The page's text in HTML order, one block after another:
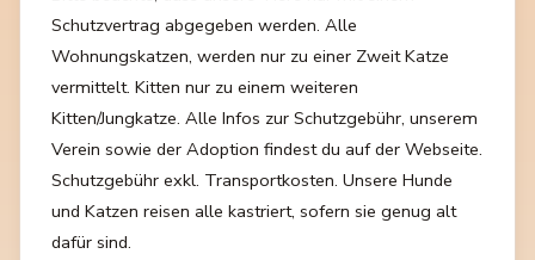
Schutzvertrag abgegeben werden. Alle
Wohnungskatzen, werden nur zu einer Zweit Katze
vermittelt. Kitten nur zu einem weiteren
Kitten/Jungkatze. Alle Infos zur Schutzgebühr, unserem
Verein sowie der Adoption findest du auf der Webseite.
Schutzgebühr exkl. Transportkosten. Unsere Hunde
und Katzen reisen alle kastriert, sofern sie genug alt
dafür sind.